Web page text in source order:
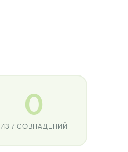
0
ИЗ 7 СОВПАДЕНИЙ